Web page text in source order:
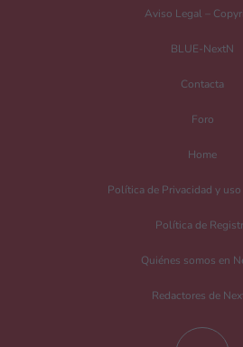
Guarda mi nombre, correo electrónico y
Recibir un correo electrónico con cada nueva
Aviso Legal –
BLUE-NextN
Contacta
Foro
Home
Política de Privacidad y
Política de
Quiénes somos en
Redactores de